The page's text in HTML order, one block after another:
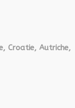
Croatie, Autriche,